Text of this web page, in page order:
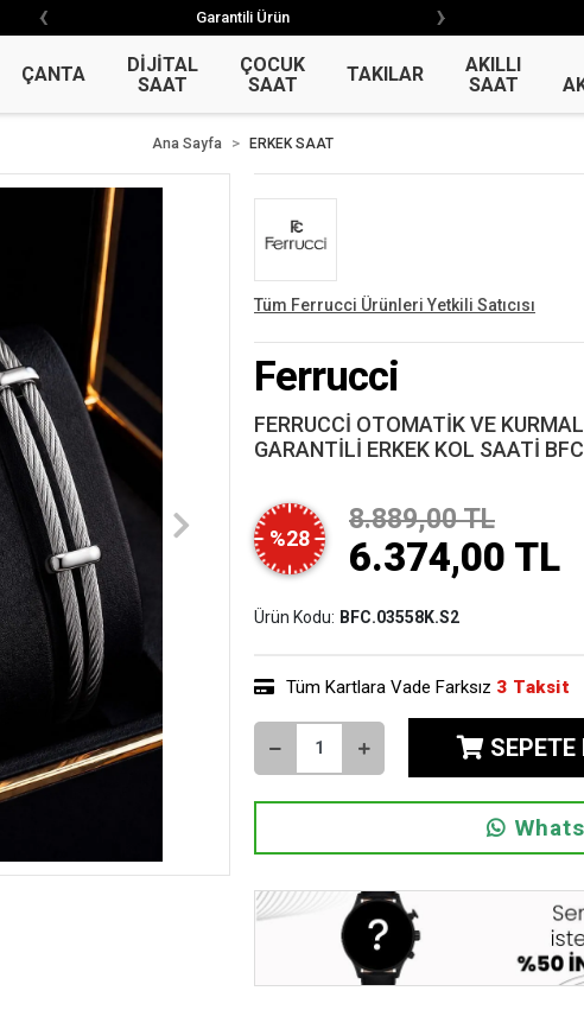
Garantili Ürün
‹ ›
ÇANTA
DİJİTAL
SAAT
ÇOCUK
SAAT
TAKILAR
AKILLI
SAAT
Garantili Ürün
‹ ›
Ana Sayfa ERKEK SAAT
Tüm Ferrucci Ürünleri Yetkili Satıcısı
Ferrucci
FERRUCCİ OTOMATİK VE
GARANTİLİ ERKEK KOL SAATİ
%28
8.889,00 TL
6.374,00 TL
Ürün Kodu: BFC.03558K.S2
Tüm Kartlara Vade Farksız 3 Taksit
SEPETE